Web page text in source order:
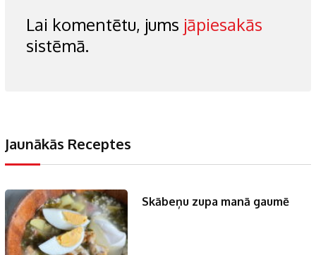
Lai komentētu, jums jāpiesakās
sistēmā.
Jaunākās Receptes
Skābeņu zupa manā gaumē